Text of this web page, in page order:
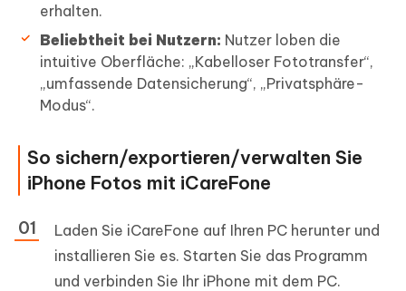
erhalten.
Beliebtheit bei Nutzern: Nutzer loben die
intuitive Oberfläche: „Kabelloser Fototransfer“,
„umfassende Datensicherung“, „Privatsphäre-
Modus“.
So sichern/exportieren/verwalten Sie
iPhone Fotos mit iCareFone
Laden Sie iCareFone auf Ihren PC herunter und
installieren Sie es. Starten Sie das Programm
und verbinden Sie Ihr iPhone mit dem PC.